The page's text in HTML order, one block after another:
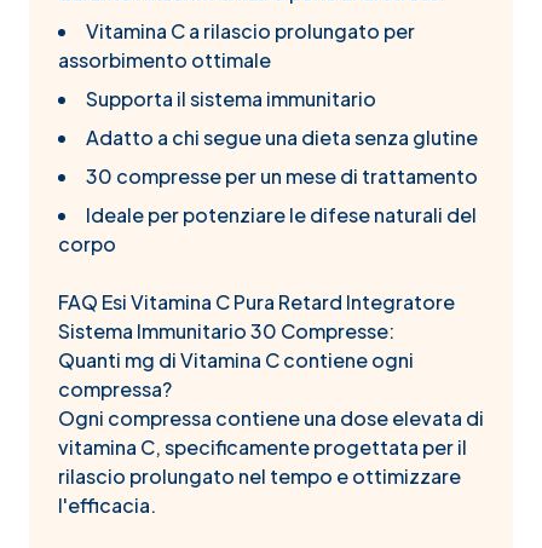
Vitamina C a rilascio prolungato per
assorbimento ottimale
Supporta il sistema immunitario
Adatto a chi segue una dieta senza glutine
30 compresse per un mese di trattamento
Ideale per potenziare le difese naturali del
corpo
FAQ Esi Vitamina C Pura Retard Integratore
Sistema Immunitario 30 Compresse:
Quanti mg di Vitamina C contiene ogni
compressa?
Ogni compressa contiene una dose elevata di
vitamina C, specificamente progettata per il
rilascio prolungato nel tempo e ottimizzare
l'efficacia.